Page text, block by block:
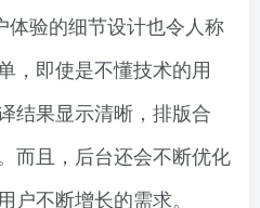
体验的细节设计也令人称
，即使是不懂技术的用
结果显示清晰，排版合
而且，后台还会不断优化
户不断增长的需求。